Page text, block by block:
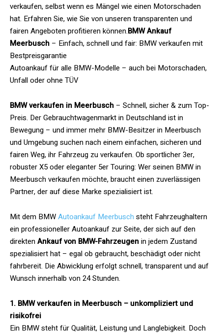
verkaufen, selbst wenn es Mängel wie einen Motorschaden
hat. Erfahren Sie, wie Sie von unseren transparenten und
fairen Angeboten profitieren können.BMW Ankauf
Meerbusch – Einfach, schnell und fair: BMW verkaufen mit
Bestpreisgarantie
Autoankauf für alle BMW-Modelle – auch bei Motorschaden,
Unfall oder ohne TÜV
BMW verkaufen in Meerbusch – Schnell, sicher & zum Top-
Preis. Der Gebrauchtwagenmarkt in Deutschland ist in
Bewegung – und immer mehr BMW-Besitzer in Meerbusch
und Umgebung suchen nach einem einfachen, sicheren und
fairen Weg, ihr Fahrzeug zu verkaufen. Ob sportlicher 3er,
robuster X5 oder eleganter 5er Touring: Wer seinen BMW in
Meerbusch verkaufen möchte, braucht einen zuverlässigen
Partner, der auf diese Marke spezialisiert ist.
Mit dem BMWAutoankauf Meerbusch steht Fahrzeughaltern
ein professioneller Autoankauf zur Seite, der sich auf den
direktenAnkauf von BMW-Fahrzeugenin jedem Zustand
spezialisiert hat – egal ob gebraucht, beschädigt oder nicht
fahrbereit. Die Abwicklung erfolgt schnell, transparent und auf
Wunsch innerhalb von 24 Stunden.
1. BMW verkaufen in Meerbusch – unkompliziert und
risikofrei
Ein BMW steht für Qualität, Leistung und Langlebigkeit. Doch